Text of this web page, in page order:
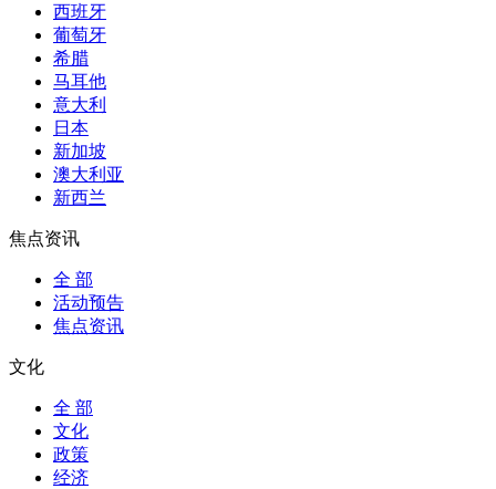
西班牙
葡萄牙
希腊
马耳他
意大利
日本
新加坡
澳大利亚
新西兰
焦点资讯
全 部
活动预告
焦点资讯
文化
全 部
文化
政策
经济